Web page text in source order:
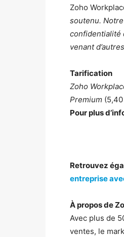
Zoho
soutenu.
confidentialité
venant
Tarification
Zoho
Premium
Pour plus
Retrouvez
entreprise
À propos de
Avec plus de
ventes, le